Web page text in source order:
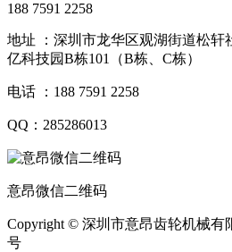
188 7591 2258
地址 ：深圳市龙华区观湖街道松轩
亿科技园B栋101（B栋、C栋）
电话 ：188 7591 2258
QQ：285286013
意昂微信二维码
Copyright © 深圳市意昂齿轮机械
号